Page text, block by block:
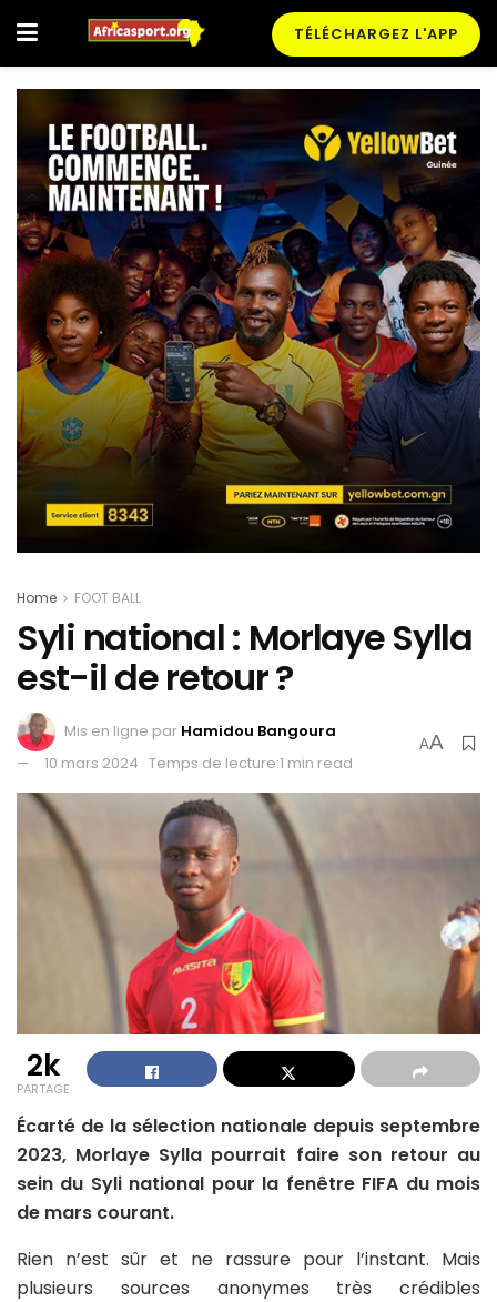
TÉLÉCHARGEZ L'APP
Home FOOT BALL
Syli national : Morlaye Sylla
est-il de retour ?
Mis en ligne par Hamidou Bangoura
10 mars 2024 Temps de lecture:1 min read
AA
2k
PARTAGE
Écarté de la sélection nationale depuis septembre
2023, Morlaye Sylla pourrait faire son retour au
sein du Syli national pour la fenêtre FIFA du mois
de mars courant.
Rien n’est sûr et ne rassure pour l’instant. Mais
plusieurs sources anonymes très crédibles